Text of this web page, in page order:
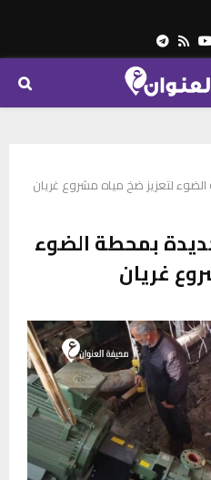
Youtube
Rss
Telegram
لتعزيز ضخ مياه مشروع غريان
بمحطة الضوء
غريان